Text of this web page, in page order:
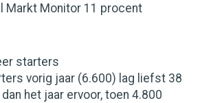
Markt Monitor 11 procent
starters
vorig jaar (6.600) lag liefst 38
het jaar ervoor, toen 4.800